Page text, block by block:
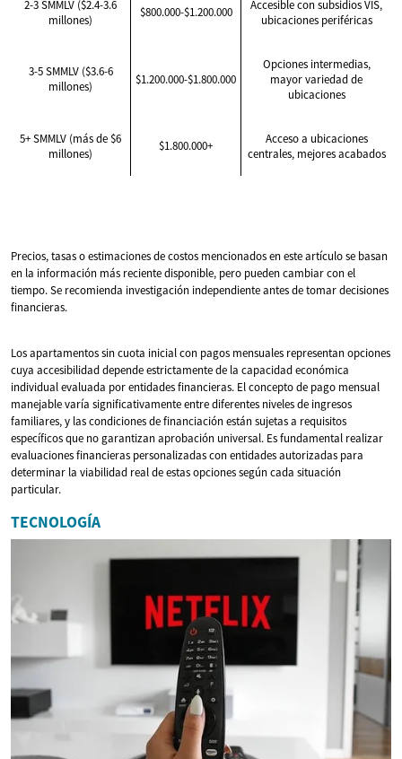
2-3 SMMLV ($2.4-3.6
millones)
$800.000-$1.200.000
Accesible con subsidios VIS,
ubicaciones periféricas
3-5 SMMLV ($3.6-6
millones)
$1.200.000-$1.800.000
Opciones intermedias,
mayor variedad de
ubicaciones
5+ SMMLV (más de $6
millones)
$1.800.000+
Acceso a ubicaciones
centrales, mejores acabados
Precios, tasas o estimaciones de costos mencionados en este artículo se basan
en la información más reciente disponible, pero pueden cambiar con el
tiempo. Se recomienda investigación independiente antes de tomar decisiones
financieras.
Los apartamentos sin cuota inicial con pagos mensuales representan opciones
cuya accesibilidad depende estrictamente de la capacidad económica
individual evaluada por entidades financieras. El concepto de pago mensual
manejable varía significativamente entre diferentes niveles de ingresos
familiares, y las condiciones de financiación están sujetas a requisitos
específicos que no garantizan aprobación universal. Es fundamental realizar
evaluaciones financieras personalizadas con entidades autorizadas para
determinar la viabilidad real de estas opciones según cada situación
particular.
TECNOLOGÍA